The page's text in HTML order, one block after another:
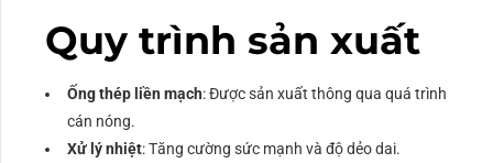
Quy trình sản xuất
Ống thép liền mạch: Được sản xuất thông qua quá trình
cán nóng.
Xử lý nhiệt: Tăng cường sức mạnh và độ dẻo dai.